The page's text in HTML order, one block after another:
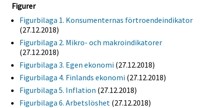
Figurer
Figurbilaga 1. Konsumenternas förtroendeindikator
(27.12.2018)
Figurbilaga 2. Mikro- och makroindikatorer
(27.12.2018)
Figurbilaga 3. Egen ekonomi (27.12.2018)
Figurbilaga 4. Finlands ekonomi (27.12.2018)
Figurbilaga 5. Inflation (27.12.2018)
Figurbilaga 6. Arbetslöshet (27.12.2018)